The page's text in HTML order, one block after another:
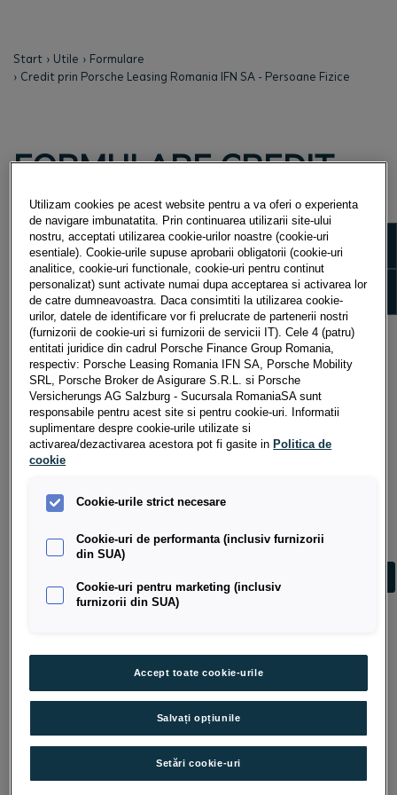
Show
Start Utile
Formulare
Credit prin Porsche Leasing Romania IFN SA - Persoane Fizice
FORMULARE CREDIT
PRIN PORSCHE
LEASING - PF
Ghid de completare a declaratiilor si
imputernicitilor credit PLR persoane fizice
Cerere credit PLR persoane fizice
Adeverinta de venit credit PLR persoane fizice
Formular coplatitor/codebitor credit PLR
persoane fizice
Cerere de schimbare a adresei de
corespondenta credit PLR persoane fizice
Cerere de schimbare a adresei de domiciliu
credit PLR persoane fizice
Cerere de modificare a datei de scadenta credit
PLR persoane fizice
Utilizam cookies pe acest website pentru a va oferi o experienta
de navigare imbunatatita. Prin continuarea utilizarii site-ului
nostru, acceptati utilizarea cookie-urilor noastre (cookie-uri
esentiale). Cookie-urile supuse aprobarii obligatorii (cookie-uri
analitice, cookie-uri functionale, cookie-uri pentru continut
personalizat) sunt activate numai dupa acceptarea si activarea lor
de catre dumneavoastra. Daca consimtiti la utilizarea cookie-
urilor, datele de identificare vor fi prelucrate de partenerii nostri
(furnizorii de cookie-uri si furnizorii de servicii IT). Cele 4 (patru)
entitati juridice din cadrul Porsche Finance Group Romania,
respectiv: Porsche Leasing Romania IFN SA, Porsche Mobility
SRL, Porsche Broker de Asigurare S.R.L. si Porsche
Versicherungs AG Salzburg - Sucursala RomaniaSA sunt
responsabile pentru acest site si pentru cookie-uri. Informatii
suplimentare despre cookie-urile utilizate si
activarea/dezactivarea acestora pot fi gasite in Politica de
cookie
Cookie-urile strict necesare
Cookie-uri de performanta (inclusiv furnizorii
din SUA)
Cookie-uri pentru marketing (inclusiv
furnizorii din SUA)
Accept toate cookie-urile
Salvați opțiunile
Setări cookie-uri